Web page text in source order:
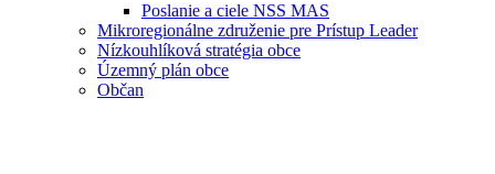
Poslanie a ciele NSS MAS
Mikroregionálne združenie pre Prístup Leader
Nízkouhlíková stratégia obce
Územný plán obce
Občan